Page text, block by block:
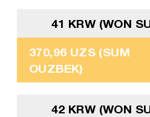
41 KRW (WON
370,96 UZS (SUM
OUZBEK)
42 KRW (WON